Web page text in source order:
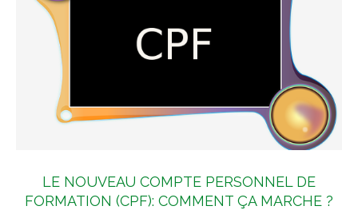
LE NOUVEAU COMPTE PERSONNEL DE
FORMATION (CPF): COMMENT ÇA MARCHE ?